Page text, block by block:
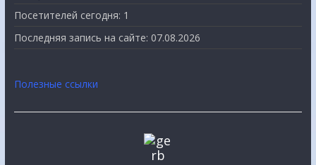
Посетителей сегодня: 1
Последняя запись на сайте: 07.08.2026
Полезные ссылки